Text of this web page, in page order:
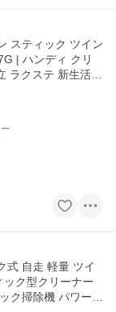
スティック ツイン
| ハンディ クリ
ラクステ 新生活
式 自走 軽量 ツイ
ック型クリーナー
ク掃除機 パワーブ